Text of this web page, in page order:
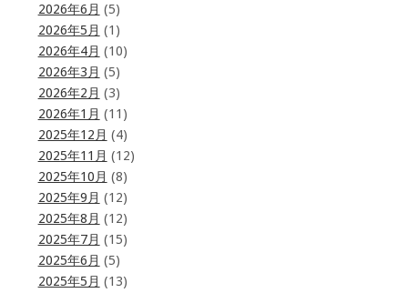
2026年6月 (5)
2026年5月 (1)
2026年4月 (10)
2026年3月 (5)
2026年2月 (3)
2026年1月 (11)
2025年12月 (4)
2025年11月 (12)
2025年10月 (8)
2025年9月 (12)
2025年8月 (12)
2025年7月 (15)
2025年6月 (5)
2025年5月 (13)